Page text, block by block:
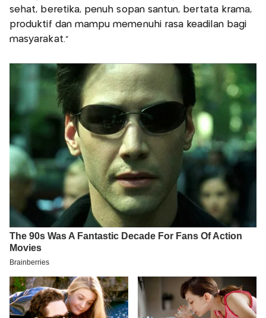
sehat, beretika, penuh sopan santun, bertata krama,
produktif dan mampu memenuhi rasa keadilan bagi
masyarakat.”